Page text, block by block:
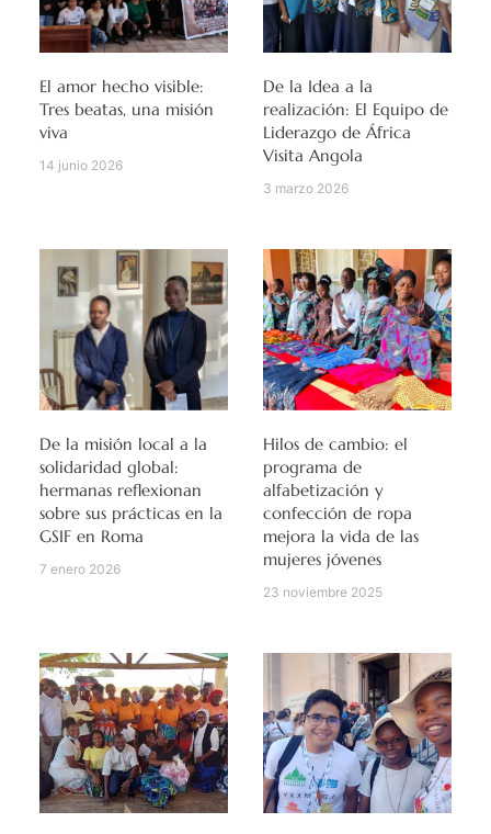
El amor hecho visible:
Tres beatas, una misión
viva
14 junio 2026
De la Idea a la
realización: El Equipo de
Liderazgo de África
Visita Angola
3 marzo 2026
De la misión local a la
solidaridad global:
hermanas reflexionan
sobre sus prácticas en la
GSIF en Roma
7 enero 2026
Hilos de cambio: el
programa de
alfabetización y
confección de ropa
mejora la vida de las
mujeres jóvenes
23 noviembre 2025